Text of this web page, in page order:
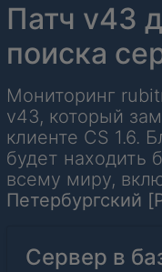
Патч v43
поиска
Мониторинг
v43, который
клиенте CS 1.6.
будет находить
всему миру,
Петербургский
Сервер в